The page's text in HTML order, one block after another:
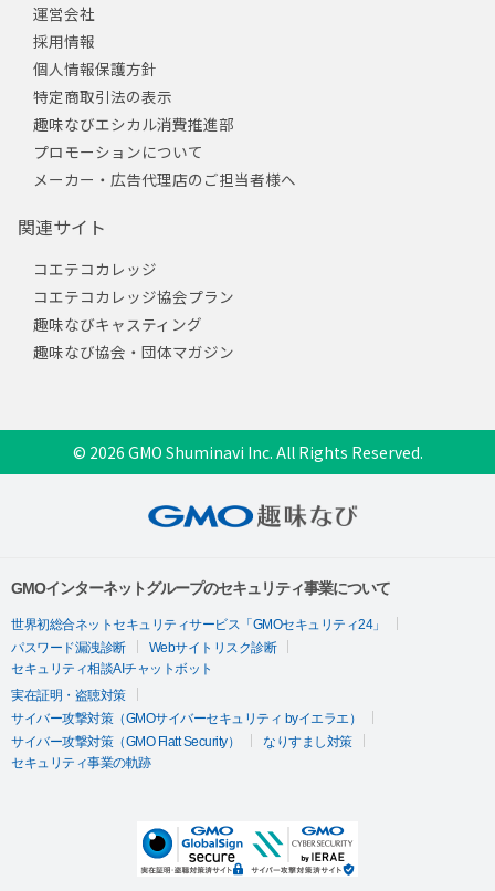
運営会社
採用情報
個人情報保護方針
特定商取引法の表示
趣味なびエシカル消費推進部
プロモーションについて
メーカー・広告代理店のご担当者様へ
関連サイト
コエテコカレッジ
コエテコカレッジ協会プラン
趣味なびキャスティング
趣味なび協会・団体マガジン
© 2026 GMO Shuminavi Inc. All Rights Reserved.